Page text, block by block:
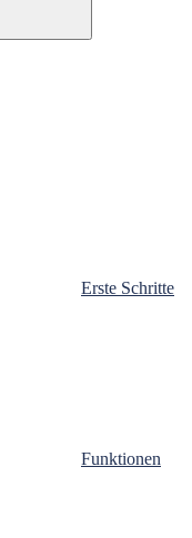
Erste Schritte
Funktionen